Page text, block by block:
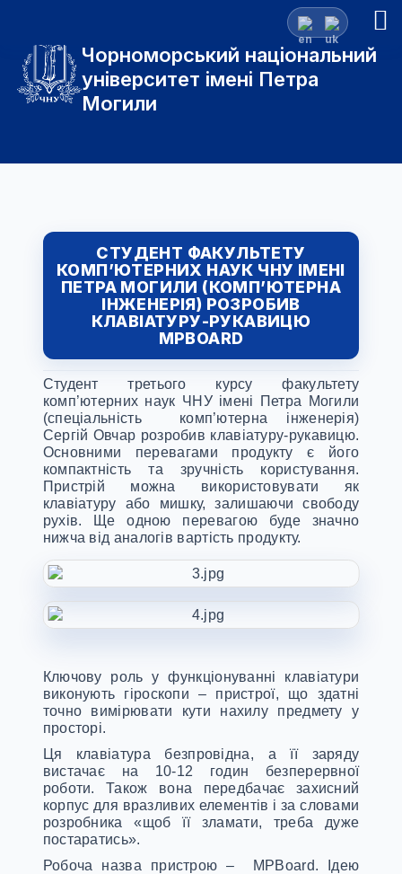
Чорноморський національний
університет імені Петра
Могили
СТУДЕНТ ФАКУЛЬТЕТУ
КОМП’ЮТЕРНИХ НАУК ЧНУ ІМЕНІ
ПЕТРА МОГИЛИ (КОМП’ЮТЕРНА
ІНЖЕНЕРІЯ) РОЗРОБИВ
КЛАВІАТУРУ-РУКАВИЦЮ
MPBOARD
Студент третього курсу факультету
комп’ютерних наук ЧНУ імені Петра Могили
(спеціальність комп’ютерна інженерія)
Сергій Овчар розробив клавіатуру-рукавицю.
Основними перевагами продукту є його
компактність та зручність користування.
Пристрій можна використовувати як
клавіатуру або мишку, залишаючи свободу
рухів. Ще одною перевагою буде значно
нижча від аналогів вартість продукту.
Ключову роль у функціонуванні клавіатури
виконують гіроскопи – пристрої, що здатні
точно вимірювати кути нахилу предмету у
просторі.
Ця клавіатура безпровідна, а її заряду
вистачає на 10-12 годин безперервної
роботи. Також вона передбачає захисний
корпус для вразливих елементів і за словами
розробника «щоб її зламати, треба дуже
постаратись».
Робоча назва пристрою – MPBoard. Ідею